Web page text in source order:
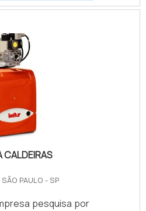
CALDEIRAS
PAULO - SP
pesquisa por